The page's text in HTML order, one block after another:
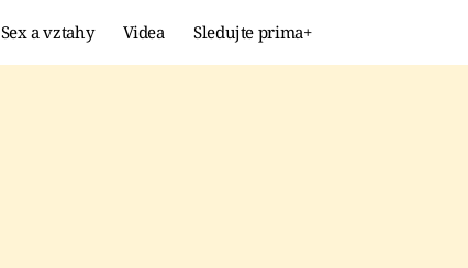
Sex a vztahy Videa Sledujte prima+